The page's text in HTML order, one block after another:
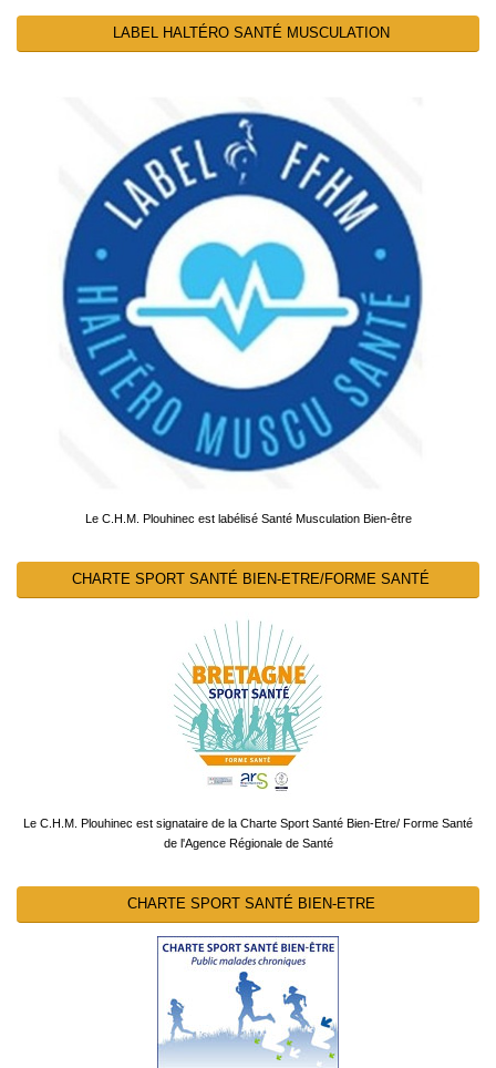
LABEL HALTÉRO SANTÉ MUSCULATION
Le C.H.M. Plouhinec est labélisé Santé Musculation Bien-être
CHARTE SPORT SANTÉ BIEN-ETRE/FORME SANTÉ
Le C.H.M. Plouhinec est signataire de la Charte Sport Santé Bien-Etre/ Forme Santé
de l'Agence Régionale de Santé
CHARTE SPORT SANTÉ BIEN-ETRE